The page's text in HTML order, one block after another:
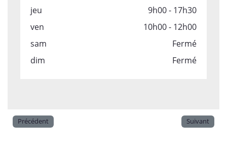
jeu
9h00 - 17h30
ven
10h00 - 12h00
sam
Fermé
dim
Fermé
Précédent Suivant